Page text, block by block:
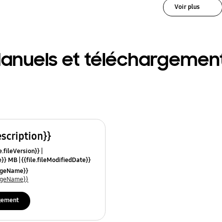
Voir plus
et
MB {{file.fileModifiedDate}}